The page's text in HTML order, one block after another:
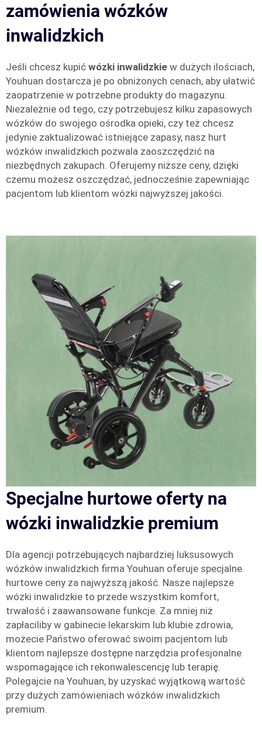
zamówienia wózków
inwalidzkich
Jeśli chcesz kupić wózki inwalidzkie w dużych ilościach,
Youhuan dostarcza je po obniżonych cenach, aby ułatwić
zaopatrzenie w potrzebne produkty do magazynu.
Niezależnie od tego, czy potrzebujesz kilku zapasowych
wózków do swojego ośrodka opieki, czy też chcesz
jedynie zaktualizować istniejące zapasy, nasz hurt
wózków inwalidzkich pozwala zaoszczędzić na
niezbędnych zakupach. Oferujemy niższe ceny, dzięki
czemu możesz oszczędzać, jednocześnie zapewniając
pacjentom lub klientom wózki najwyższej jakości.
Specjalne hurtowe oferty na
wózki inwalidzkie premium
Dla agencji potrzebujących najbardziej luksusowych
wózków inwalidzkich firma Youhuan oferuje specjalne
hurtowe ceny za najwyższą jakość. Nasze najlepsze
wózki inwalidzkie to przede wszystkim komfort,
trwałość i zaawansowane funkcje. Za mniej niż
zapłaciliby w gabinecie lekarskim lub klubie zdrowia,
możecie Państwo oferować swoim pacjentom lub
klientom najlepsze dostępne narzędzia profesjonalne
wspomagające ich rekonwalescencję lub terapię.
Polegajcie na Youhuan, by uzyskać wyjątkową wartość
przy dużych zamówieniach wózków inwalidzkich
premium.